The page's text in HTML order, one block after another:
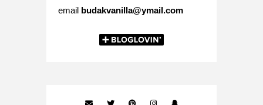
email budakvanilla@ymail.com